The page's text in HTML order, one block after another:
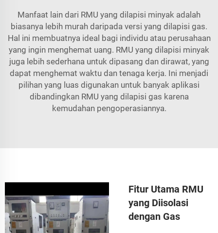
Manfaat lain dari RMU yang dilapisi minyak adalah
biasanya lebih murah daripada versi yang dilapisi gas.
Hal ini membuatnya ideal bagi individu atau perusahaan
yang ingin menghemat uang. RMU yang dilapisi minyak
juga lebih sederhana untuk dipasang dan dirawat, yang
dapat menghemat waktu dan tenaga kerja. Ini menjadi
pilihan yang luas digunakan untuk banyak aplikasi
dibandingkan RMU yang dilapisi gas karena
kemudahan pengoperasiannya.
Fitur Utama RMU
yang Diisolasi
dengan Gas